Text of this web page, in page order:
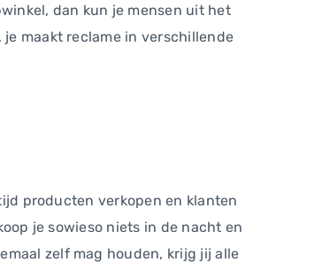
dan kun je mensen uit het
maakt reclame in verschillende
producten verkopen en klanten
je sowieso niets in de nacht en
zelf mag houden, krijg jij alle